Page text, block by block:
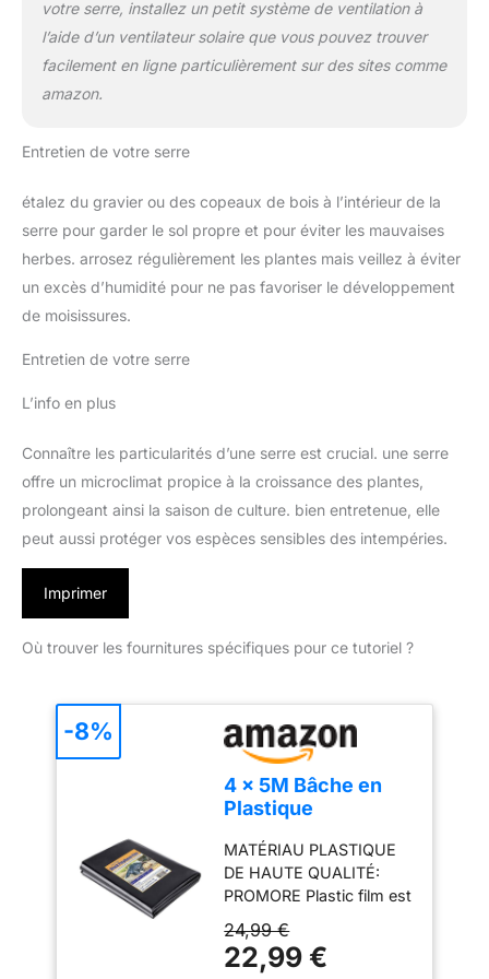
votre serre, installez un petit système de ventilation à
l’aide d’un ventilateur solaire que vous pouvez trouver
facilement en ligne particulièrement sur des sites comme
amazon.
Entretien de votre serre
étalez du gravier ou des copeaux de bois à l’intérieur de la
serre pour garder le sol propre et pour éviter les mauvaises
herbes. arrosez régulièrement les plantes mais veillez à éviter
un excès d’humidité pour ne pas favoriser le développement
de moisissures.
Entretien de votre serre
L’info en plus
Connaître les particularités d’une serre est crucial. une serre
offre un microclimat propice à la croissance des plantes,
prolongeant ainsi la saison de culture. bien entretenue, elle
peut aussi protéger vos espèces sensibles des intempéries.
Imprimer
Où trouver les fournitures spécifiques pour ce tutoriel ?
4 x 5M Bâche en
Plastique
très épaisse
Protection
MATÉRIAU PLASTIQUE
DE HAUTE QUALITÉ:
PROMORE Plastic film est
qualité industrielle de
haute qualité avec une
24,99 €
22,99 €
-8%